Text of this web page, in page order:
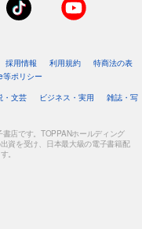
採用情報 利用規約
特商法の表
等ポリシー
・文芸 ビジネス・実用
雑誌・写
店です。TOPPANホールディング
資を受け、日本最大級の電子書籍配
。